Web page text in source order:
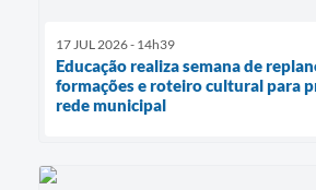
17 JUL 2026 - 14h39
Educação realiza semana de
formações e roteiro cultural para
rede municipal